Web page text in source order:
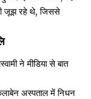
जूझ रहे थे, जिससे
ने मीडिया से बात
अस्पताल में निधन